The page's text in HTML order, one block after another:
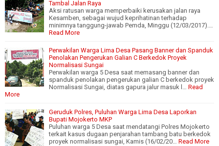
Tambal Jalan Raya
Aksi ratusan warga memperbaiki kerusakan jalan raya
Kesamben, sebagai wujud keprihatinan terhadap
minimnya tanggung-jawab Pemda, Minggu (12/03/2017).…
Read More
Perwakilan Warga Lima Desa Pasang Banner dan Spanduk
Penolakan Pengerukan Galian C Berkedok Proyek
Normalisasi Sungai
Perwakilan warga 5 Desa saat memasang banner dan
spanduk penolakan pengerukan galian C berkedok proyek
Normalisasi Sungai, diatas gapura jalur masuk l… Read
More
Geruduk Polres, Puluhan Warga Lima Desa Laporkan
Bupati Mojokerto MKP
Puluhan warga 5 Desa saat mendatangi Polres Mojokerto
terkait kasus dugaan penjarahan tambang batu berkedok
proyek normalisasi sungai, Kamis (16/02/20… Read More